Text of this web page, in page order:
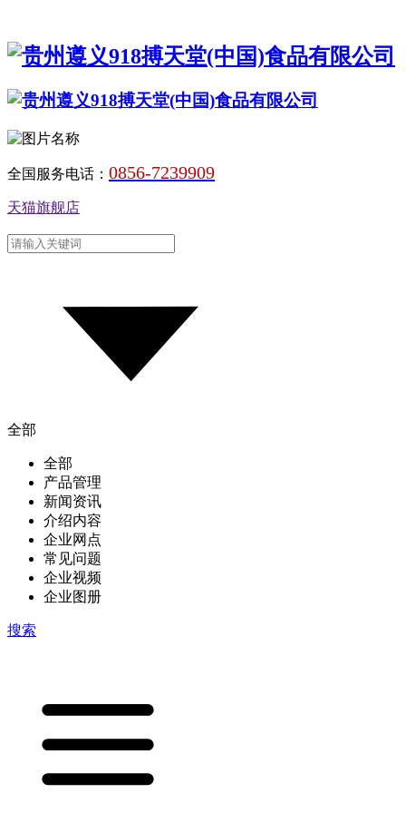
全国服务电话： 0856-7239909
天猫旗舰店
全部
全部
产品管理
新闻资讯
介绍内容
企业网点
常见问题
企业视频
企业图册
搜索